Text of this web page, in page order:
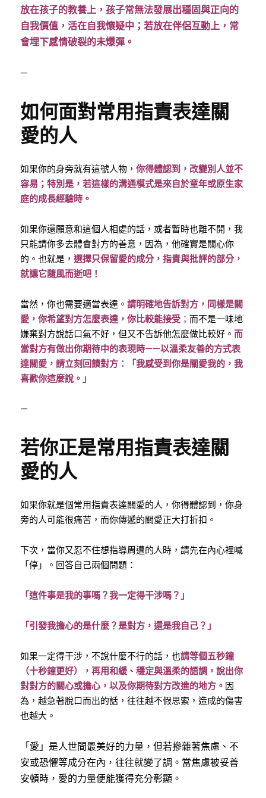
放在孩子的教養上，孩子常無法發展出穩固與正向的
自我價值，活在自我懷疑中；若放在伴侶互動上，常
會埋下感情破裂的未爆彈。
—
如何面對常用指責表達關
愛的人
如果你的身旁就有這號人物， 你得體認到，改變別人並不
容易；特別是，若這樣的溝通模式是來自於童年或原生家
庭的成長經驗時。
如果你還願意和這個人相處的話，或者暫時也離不開，我
只能請你多去體會對方的善意，因為，他確實是關心你
的。也就是， 選擇只保留愛的成分，指責與批評的部分，
就讓它隨風而逝吧！
當然，你也需要適當表達。 請明確地告訴對方，同樣是關
愛，你希望對方怎麼表達，你比較能接受 ； 而不是一味地
嫌棄對方說話口氣不好，但又不告訴他怎麼做比較好。 而
當對方有做出你期待中的表現時——以溫柔友善的方式表
達關愛，請立刻回饋對方：「我感受到你是關愛我的，我
喜歡你這麼說。」
—
若你正是常用指責表達關
愛的人
如果你就是個常用指責表達關愛的人，你得體認到，你身
旁的人可能很痛苦，而你傳遞的關愛正大打折扣。
下次，當你又忍不住想指導周遭的人時，請先在內心裡喊
「停」。回答自己兩個問題：
「這件事是我的事嗎？我一定得干涉嗎？」
「引發我擔心的是什麼？是對方，還是我自己？」
如果一定得干涉，不說什麼不行的話，也請等個五秒鐘
（十秒鐘更好），再用和緩、穩定與溫柔的語調，說出你
對對方的關心或擔心，以及你期待對方改進的地方。 因
為，越急著脫口而出的話，往往越不假思索，造成的傷害
也越大。
「愛」是人世間最美好的力量，但若摻雜著焦慮、不
安或恐懼等成分在內，往往就變了調。當焦慮被妥善
安頓時，愛的力量便能獲得充分彰顯。